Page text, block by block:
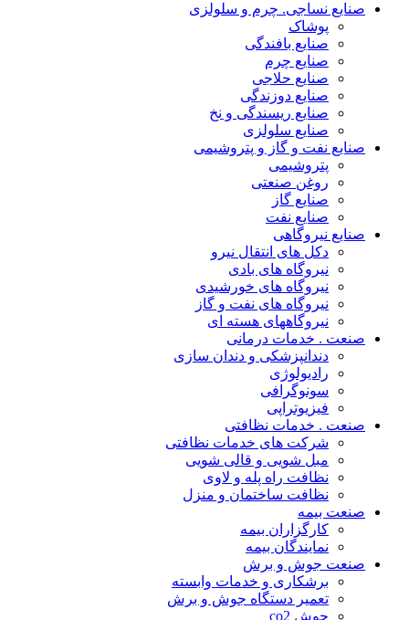
صنایع نساجی. چرم و سلولزی
پوشاک
صنایع بافندگی
صنایع چرم
صنایع حلاجی
صنایع دوزندگی
صنایع ریسندگی و نخ
صنایع سلولزی
صنایع نفت و گاز و پتروشیمی
پتروشیمی
روغن صنعتی
صنایع گاز
صنایع نفت
صنایع نیروگاهی
دکل های انتقال نیرو
نیروگاه های بادی
نیروگاه های خورشیدی
نیروگاه های نفت و گاز
نیروگاههای هسته ای
صنعت . خدمات درمانی
دندانپزشکی و دندان سازی
رادیولوژی
سونوگرافی
فیزیوتراپی
صنعت . خدمات نظافتی
شرکت های خدمات نظافتی
مبل شویی و قالی شویی
نظافت راه پله و لاوی
نظافت ساختمان و منزل
صنعت بیمه
کارگزاران بیمه
نمایندگان بیمه
صنعت جوش و برش
برشکاری و خدمات وابسته
تعمیر دستگاه جوش و برش
جوش co2